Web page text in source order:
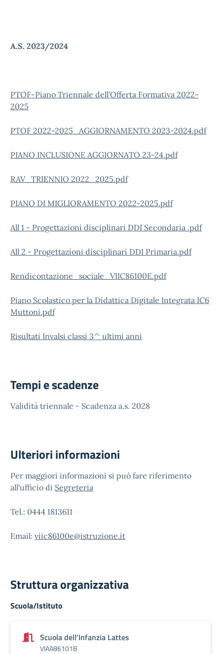
A.S. 2023/2024
PTOF-Piano Triennale dell'Offerta Formativa 2022-
2025
PTOF 2022-2025_AGGIORNAMENTO 2023-2024.pdf
PIANO INCLUSIONE AGGIORNATO 23-24.pdf
RAV_TRIENNIO 2022_2025.pdf
PIANO DI MIGLIORAMENTO 2022-2025.pdf
All 1 - Progettazioni disciplinari DDI Secondaria .pdf
All 2 - Progettazioni disciplinari DDI Primaria.pdf
Rendicontazione_sociale_VIIC86100E.pdf
Piano Scolastico per la Didattica Digitale Integrata IC6
Muttoni.pdf
Risultati Invalsi classi 3^ ultimi anni
Tempi e scadenze
Validità triennale - Scadenza a.s. 2028
Ulteriori informazioni
Per maggiori informazioni si può fare riferimento
all'ufficio di Segreteria
Tel.: 0444 1813611
Email: viic86100e@istruzione.it
Struttura organizzativa
Scuola/Istituto
Scuola dell'Infanzia Lattes
VIAA86101B